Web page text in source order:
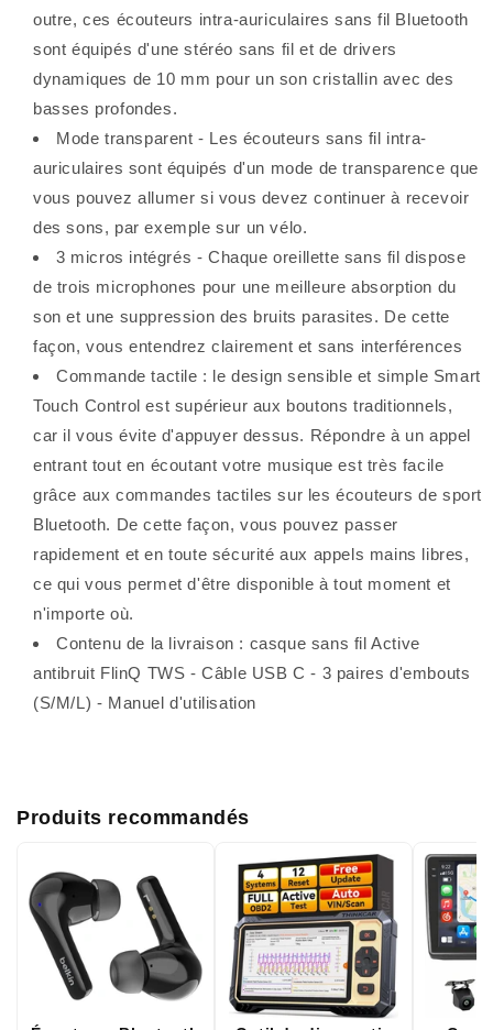
outre, ces écouteurs intra-auriculaires sans fil Bluetooth
sont équipés d'une stéréo sans fil et de drivers
dynamiques de 10 mm pour un son cristallin avec des
basses profondes.
Mode transparent - Les écouteurs sans fil intra-
auriculaires sont équipés d'un mode de transparence que
vous pouvez allumer si vous devez continuer à recevoir
des sons, par exemple sur un vélo.
3 micros intégrés - Chaque oreillette sans fil dispose
de trois microphones pour une meilleure absorption du
son et une suppression des bruits parasites. De cette
façon, vous entendrez clairement et sans interférences
Commande tactile : le design sensible et simple Smart
Touch Control est supérieur aux boutons traditionnels,
car il vous évite d'appuyer dessus. Répondre à un appel
entrant tout en écoutant votre musique est très facile
grâce aux commandes tactiles sur les écouteurs de sport
Bluetooth. De cette façon, vous pouvez passer
rapidement et en toute sécurité aux appels mains libres,
ce qui vous permet d'être disponible à tout moment et
n'importe où.
Contenu de la livraison : casque sans fil Active
antibruit FlinQ TWS - Câble USB C - 3 paires d'embouts
(S/M/L) - Manuel d'utilisation
Produits recommandés